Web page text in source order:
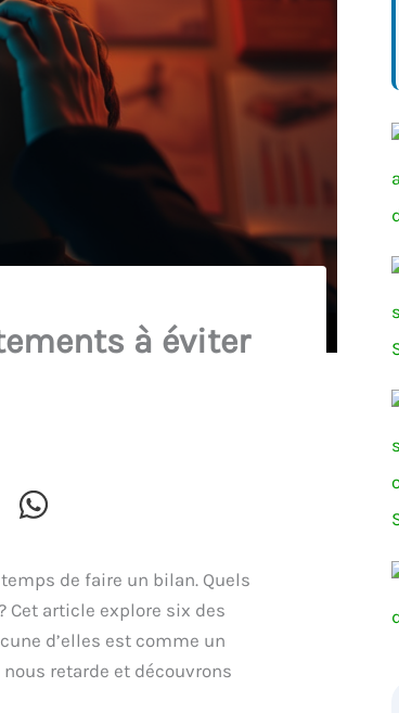
à éviter
de faire un bilan. Quels
article explore six des
d’elles est comme un
retarde et découvrons